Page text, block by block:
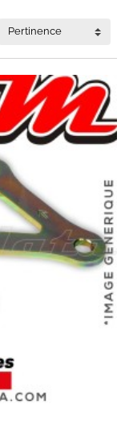
Pertinence